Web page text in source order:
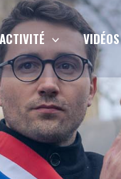
VIDÉOS